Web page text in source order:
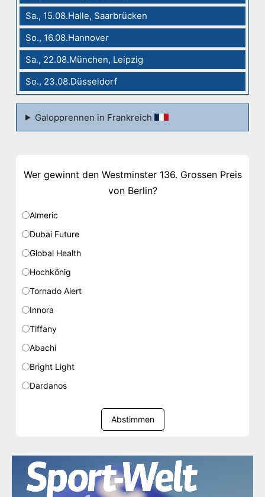
Sa., 15.08.Halle, Saarbrücken
So., 16.08.Hannover
Sa., 22.08.München, Leipzig
So., 23.08.Düsseldorf
Galopprennen in Frankreich
Wer gewinnt den Westminster 136. Grossen Preis
von Berlin?
Almeric
Dubai Future
Global Health
Hochkönig
Tornado Alert
Innora
Tiffany
Abachi
Bright Light
Dardanos
Abstimmen